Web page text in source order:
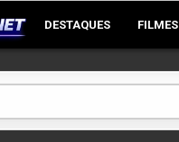
DESTAQUES FILMES